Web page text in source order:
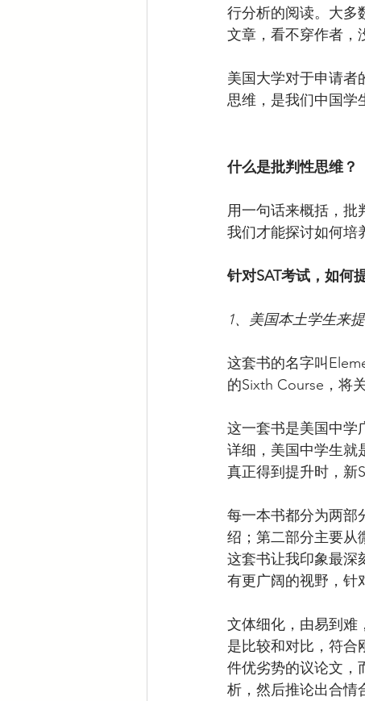
行分析的阅读。大多
文章，看不穿作者，
美国大学对于申请者
思维，是我们中国学
什么是批判性思维？
用一句话来概括，批
我们才能探讨如何培
针对SAT考试，如何
1、美国本土学生来
这套书的名字叫
的Sixth Course，将
这一套书是美国中学
详细，美国中学生就
真正得到提升时，新
每一本书都分为两部
绍；第二部分主要从
这套书让我印象最深
有更广阔的视野，针
文体细化，由易到难
是比较和对比，符合
件优劣势的议论文，
析，然后推论出合情